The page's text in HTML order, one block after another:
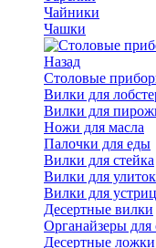
Чайники
Чашки
Назад
Cтоловые
Вилки для
Вилки для
Ножи для масла
Палочки для еды
Вилки для стейка
Вилки для улиток
Вилки для устриц
Десертные вилки
Органайзеры
Десертные ложки